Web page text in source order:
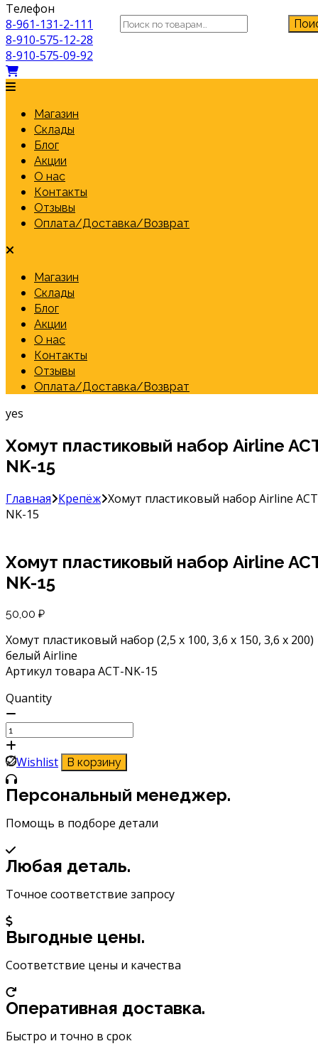
Искать:
Телефон
8-961-131-2-111
8-910-575-12-28
8-910-575-09-92
Магазин
Склады
Блог
Акции
О нас
Контакты
Отзывы
Оплата/Доставка/Возврат
Магазин
Склады
Блог
Акции
О нас
Контакты
Отзывы
Оплата/Доставка/Возврат
yes
Хомут пластиковый набор Airline
NK-15
Главная Крепёж Хомут пластиковый набор Airline
NK-15
Хомут пластиковый набор Airline
NK-15
50,00 ₽
Хомут пластиковый набор (2,5 x 100, 3,6 х 150, 3,6 х 200)
белый Airline
Артикул товара ACT-NK-15
Quantity
Количество
товара
Хомут
пластиковый
набор
Airline
ACT-
15
Wishlist В корзину
Персональный менеджер.
Помощь в подборе детали
Любая деталь.
Точное соответствие запросу
Выгодные цены.
Соответствие цены и качества
Оперативная доставка.
Быстро и точно в срок